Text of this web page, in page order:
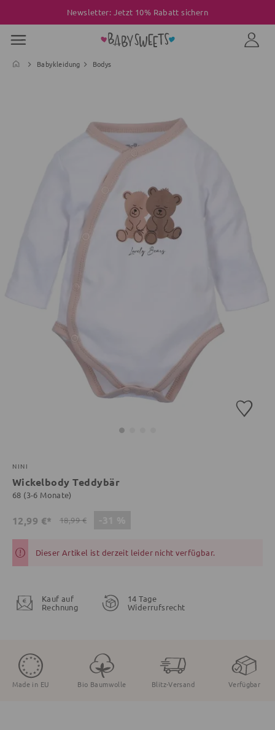
Newsletter: Jetzt 10% Rabatt sichern
Babykleidung Bodys
NINI
Wickelbody Teddybär
68 (3-6 Monate)
12,99 €* 18,99 €
Dieser Artikel ist derzeit leider nicht verfügbar.
Kauf auf
Rechnung
14 Tage
Widerrufsrecht
Made in EU Bio Baumwolle Blitz-Versand Verfügbar